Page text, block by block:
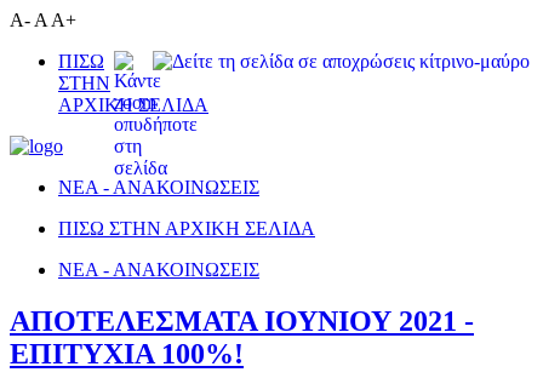
A- A A+
ΠΙΣΩ
ΣΤΗΝ
ΑΡΧΙΚΗ ΣΕΛΙΔΑ
ΝΕΑ - ΑΝΑΚΟΙΝΩΣΕΙΣ
ΠΙΣΩ ΣΤΗΝ ΑΡΧΙΚΗ ΣΕΛΙΔΑ
ΝΕΑ - ΑΝΑΚΟΙΝΩΣΕΙΣ
ΑΠΟΤΕΛΕΣΜΑΤΑ ΙΟΥΝΙΟΥ 2021 -
ΕΠΙΤΥΧΙΑ 100%!